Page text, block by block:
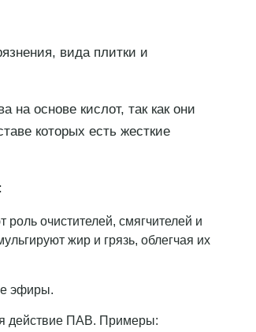
вида плитки и
на основе кислот, так как они
которых есть жесткие
очистителей, смягчителей и
жир и грязь, облегчая их
эфиры.
действие ПАВ. Примеры: